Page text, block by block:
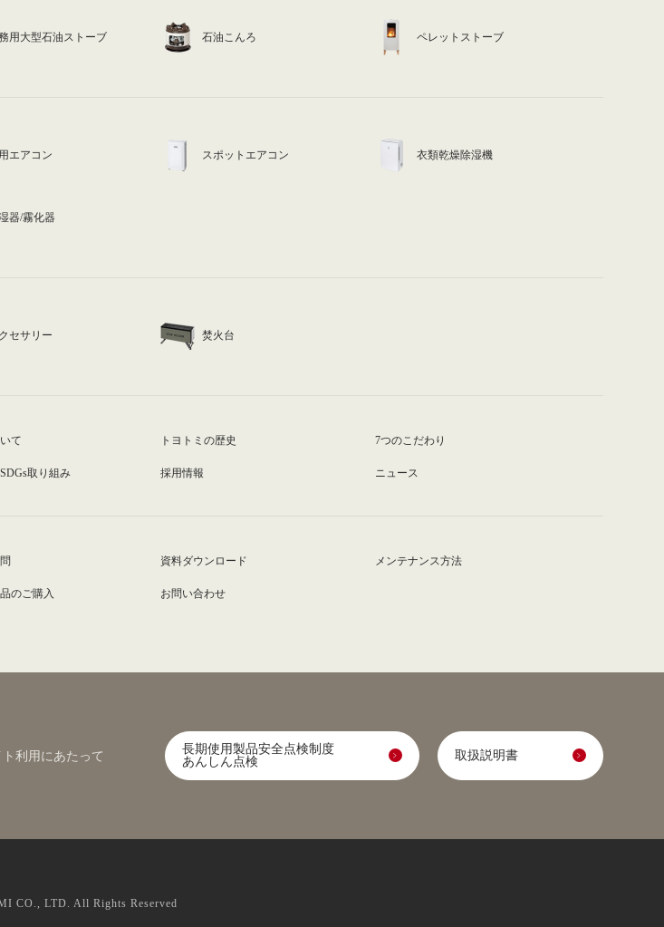
用大型石油ストーブ 石油こんろ ペレットストーブ
エアコン スポットエアコン 衣類乾燥除湿機
器/霧化器
セサリー 焚火台
て トヨトミの歴史 7つのこだわり
取り組み 採用情報 ニュース
資料ダウンロード メンテナンス方法
のご購入 お問い合わせ
ト利用にあたって
長期使用製品安全点検制度
あんしん点検
取扱説明書
CO., LTD. All Rights Reserved